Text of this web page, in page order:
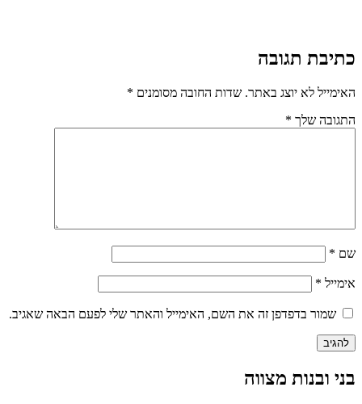
כתיבת תגובה
האימייל לא יוצג באתר. שדות החובה מסומנים *
התגובה שלך *
שם *
אימייל *
שמור בדפדפן זה את השם, האימייל והאתר שלי לפעם הבאה שאגיב.
בני ובנות מצווה